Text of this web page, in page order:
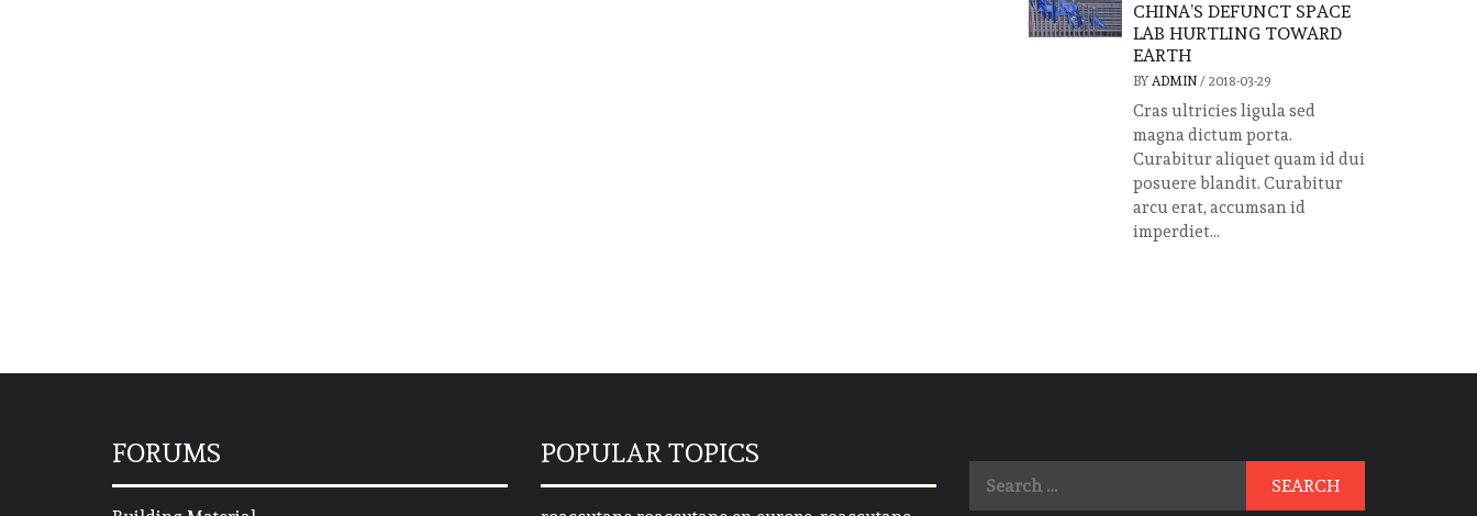
CHINA’S DEFUNCT SPACE
LAB HURTLING TOWARD
EARTH
BY ADMIN / 2018-03-29
Cras ultricies ligula sed
magna dictum porta.
Curabitur aliquet quam id dui
posuere blandit. Curabitur
arcu erat, accumsan id
imperdiet...
FORUMS POPULAR TOPICS
for: